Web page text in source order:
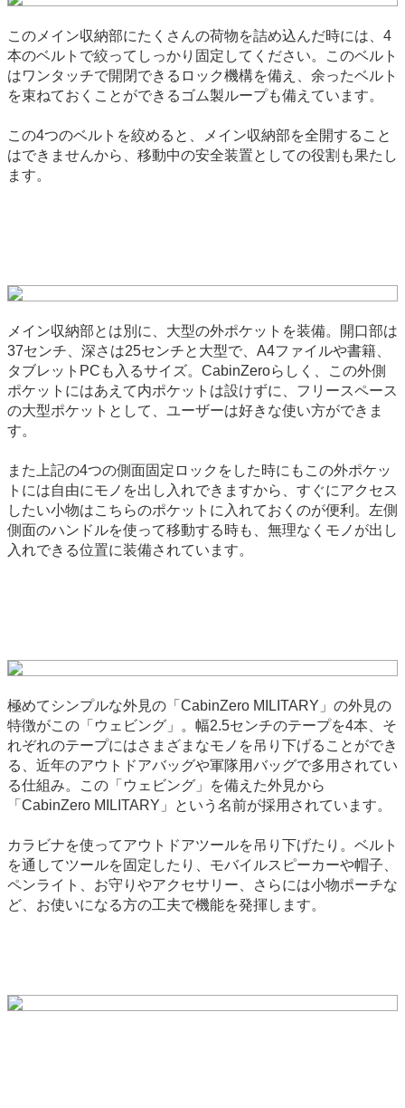
このメイン収納部にたくさんの荷物を詰め込んだ時には、4
本のベルトで絞ってしっかり固定してください。このベルト
はワンタッチで開閉できるロック機構を備え、余ったベルト
を束ねておくことができるゴム製ループも備えています。
この4つのベルトを絞めると、メイン収納部を全開すること
はできませんから、移動中の安全装置としての役割も果たし
ます。
メイン収納部とは別に、大型の外ポケットを装備。開口部は
37センチ、深さは25センチと大型で、A4ファイルや書籍、
タブレットPCも入るサイズ。CabinZeroらしく、この外側
ポケットにはあえて内ポケットは設けずに、フリースペース
の大型ポケットとして、ユーザーは好きな使い方ができま
す。
また上記の4つの側面固定ロックをした時にもこの外ポケッ
トには自由にモノを出し入れできますから、すぐにアクセス
したい小物はこちらのポケットに入れておくのが便利。左側
側面のハンドルを使って移動する時も、無理なくモノが出し
入れできる位置に装備されています。
極めてシンプルな外見の「CabinZero MILITARY」の外見の
特徴がこの「ウェビング」。幅2.5センチのテープを4本、そ
れぞれのテープにはさまざまなモノを吊り下げることができ
る、近年のアウトドアバッグや軍隊用バッグで多用されてい
る仕組み。この「ウェビング」を備えた外見から
「CabinZero MILITARY」という名前が採用されています。
カラビナを使ってアウトドアツールを吊り下げたり。ベルト
を通してツールを固定したり、モバイルスピーカーや帽子、
ペンライト、お守りやアクセサリー、さらには小物ポーチな
ど、お使いになる方の工夫で機能を発揮します。